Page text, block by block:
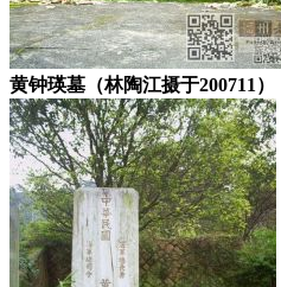
黄钟瑛墓（林陶江摄于200711）